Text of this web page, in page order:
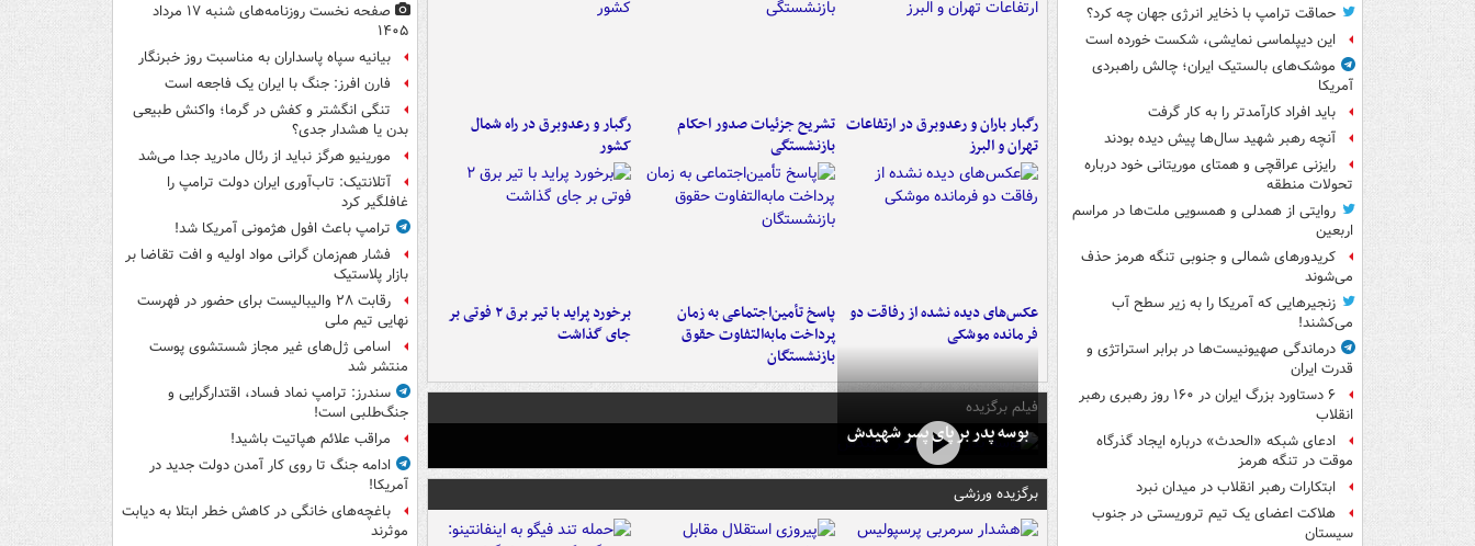
حماقت ترامپ با ذخایر انرژی جهان چه کرد؟
این دیپلماسی نمایشی، شکست خورده است
موشک‌های بالستیک ایران؛ چالش راهبردی
آمریکا
باید افراد کارآمدتر را به کار گرفت
آنچه رهبر شهید سال‌ها پیش دیده بودند
رایزنی عراقچی و همتای موریتانی خود درباره
تحولات منطقه
روایتی از همدلی و همسویی ملت‌ها در مراسم
اربعین
کریدورهای شمالی و جنوبی تنگه هرمز حذف
می‌شوند
زنجیرهایی که آمریکا را به زیر سطح آب
می‌کشند!
درماندگی صهیونیست‌ها در برابر استراتژی و
قدرت ایران
۶ دستاورد بزرگ ایران در ۱۶۰ روز رهبری رهبر
انقلاب
ادعای شبکه «الحدث» درباره ایجاد گذرگاه
موقت در تنگه هرمز
ابتکارات رهبر انقلاب در میدان نبرد
هلاکت اعضای یک تیم تروریستی در جنوب
سیستان
رگبار باران و رعدوبرق در ارتفاعات
تهران و البرز
تشریح جزئیات صدور احکام
بازنشستگی
رگبار و رعدوبرق در راه شمال
کشور
عکس‌های دیده نشده از رفاقت دو
فرمانده‌ موشکی
پاسخ تأمین‌اجتماعی به زمان
پرداخت مابه‌التفاوت حقوق
بازنشستگان
برخورد پراید با تیر برق ۲ فوتی بر
جای گذاشت
فیلم برگزیده
بوسه‌ پدر بر پای پسر شهیدش
برگزیده ورزشی
صفحه نخست روزنامه‌های شنبه ۱۷ مرداد
۱۴۰۵
بیانیه سپاه پاسداران به مناسبت روز خبرنگار
فارن افرز: جنگ با ایران یک فاجعه است
تنگی انگشتر و کفش در گرما؛ واکنش طبیعی
بدن یا هشدار جدی؟
مورینیو هرگز نباید از رئال مادرید جدا می‌شد
آتلانتیک: تاب‌آوری ایران دولت ترامپ را
غافلگیر کرد
ترامپ باعث افول هژمونی آمریکا شد!
فشار هم‌زمان گرانی مواد اولیه و افت تقاضا بر
بازار پلاستیک
رقابت ۲۸ والیبالیست برای حضور در فهرست
نهایی تیم ملی
اسامی ژل‌های غیر مجاز شستشوی پوست
منتشر شد
سندرز: ترامپ نماد فساد، اقتدارگرایی و
جنگ‌طلبی است!
مراقب علائم هپاتیت باشید!
ادامه جنگ تا روی کار آمدن دولت جدید در
آمریکا!
باغچه‌های خانگی در کاهش خطر ابتلا به دیابت
موثرند